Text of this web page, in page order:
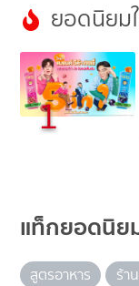
ยอดนิยม
1
แท็กยอดนิย
สูตรอาหาร ร้า